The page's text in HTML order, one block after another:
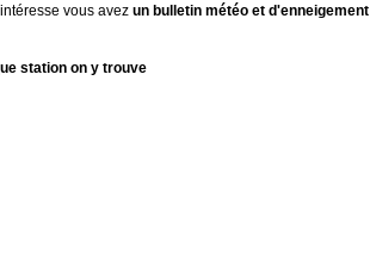
vous avez un bulletin météo et d'enneigement
station on y trouve